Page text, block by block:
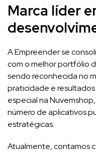
Marca líder
A Empreender se
com o melhor portfólio
sendo reconhecida no
praticidade e
especial na
número de aplicativos
estratégicas.
Atualmente, contamos